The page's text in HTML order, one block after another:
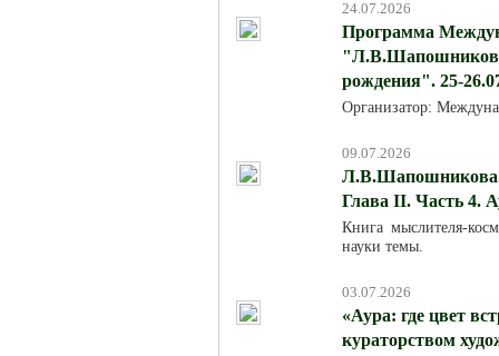
24.07.2026
Программа
"Л.В.Шапошникова:
рождения". 25-
Организатор:
09.07.2026
Л.В.Шапошникова.
Глава II. Часть 4.
Книга мыслителя-
науки темы.
03.07.2026
«Аура: где цвет
кураторством